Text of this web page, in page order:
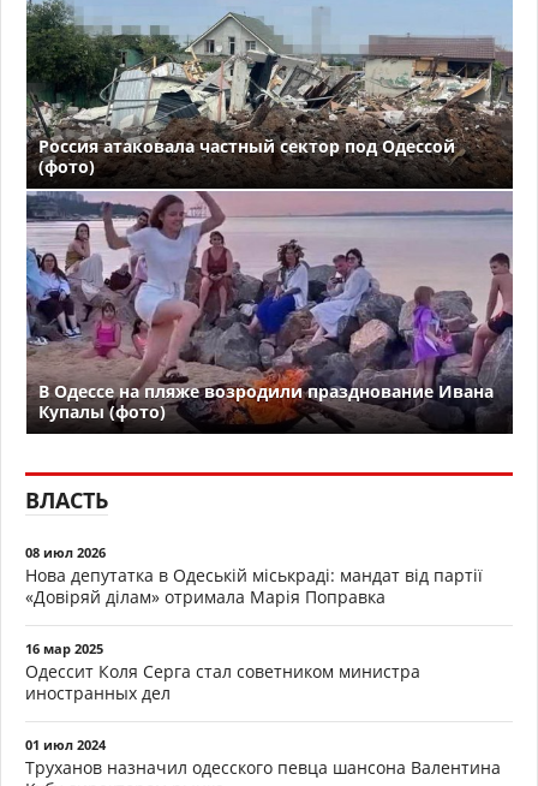
Россия атаковала частный сектор под Одессой
(фото)
В Одессе на пляже возродили празднование Ивана
Купалы (фото)
ВЛАСТЬ
08 июл 2026
Нова депутатка в Одеській міськраді: мандат від партії
«Довіряй ділам» отримала Марія Поправка
16 мар 2025
Одессит Коля Серга стал советником министра
иностранных дел
01 июл 2024
Труханов назначил одесского певца шансона Валентина